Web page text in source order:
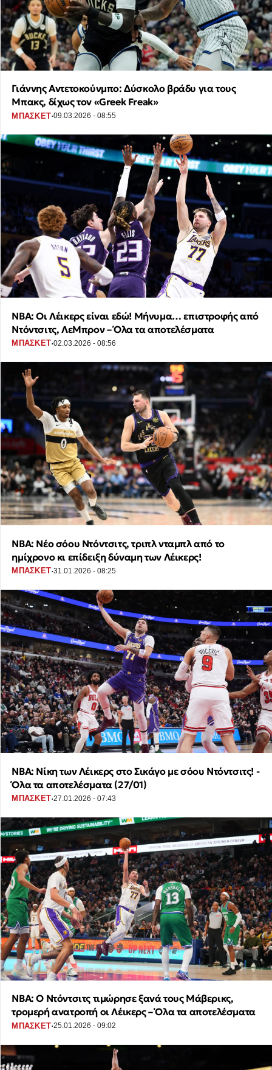
Γιάννης Αντετοκούνμπο: Δύσκολο βράδυ για τους
Μπακς, δίχως τον «Greek Freak»
ΜΠΑΣΚΕΤ·09.03.2026 - 08:55
NBA: Οι Λέικερς είναι εδώ! Μήνυμα… επιστροφής από
Ντόντσιτς, ΛεΜπρον – Όλα τα αποτελέσματα
ΜΠΑΣΚΕΤ·02.03.2026 - 08:56
NBA: Νέο σόου Ντόντσιτς, τριπλ νταμπλ από το
ημίχρονο κι επίδειξη δύναμη των Λέικερς!
ΜΠΑΣΚΕΤ·31.01.2026 - 08:25
NBA: Νίκη των Λέικερς στο Σικάγο με σόου Ντόντσιτς! -
Όλα τα αποτελέσματα (27/01)
ΜΠΑΣΚΕΤ·27.01.2026 - 07:43
NBA: Ο Ντόντσιτς τιμώρησε ξανά τους Μάβερικς,
τρομερή ανατροπή οι Λέικερς – Όλα τα αποτελέσματα
ΜΠΑΣΚΕΤ·25.01.2026 - 09:02